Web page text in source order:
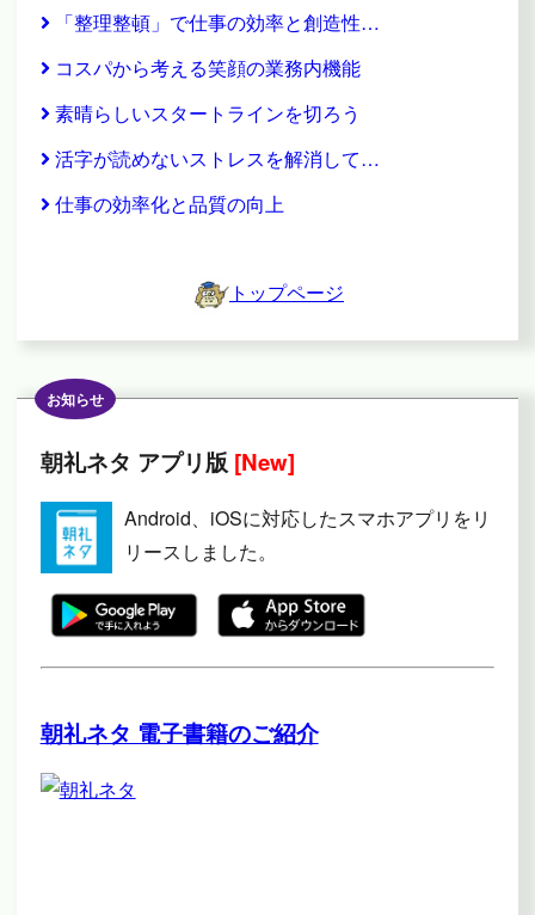
「整理整頓」で仕事の効率と創造性…
コスパから考える笑顔の業務内機能
素晴らしいスタートラインを切ろう
活字が読めないストレスを解消して…
仕事の効率化と品質の向上
トップページ
お知らせ
朝礼ネタ アプリ版 [New]
Android、iOSに対応したスマホアプリをリ
リースしました。
朝礼ネタ 電子書籍のご紹介